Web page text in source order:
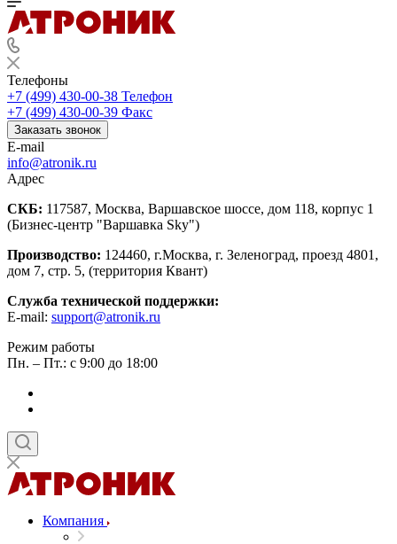
Телефоны
+7 (499) 430-00-38 Телефон
+7 (499) 430-00-39 Факс
Заказать звонок
E-mail
info@atronik.ru
Адрес
СКБ: 117587, Москва, Варшавское шоссе, дом 118, корпус 1
(Бизнес-центр "Варшавка Sky")
Производство: 124460, г.Москва, г. Зеленоград, проезд 4801,
дом 7, стр. 5, (территория Квант)
Служба технической поддержки:
E-mail: support@atronik.ru
Режим работы
Пн. – Пт.: с 9:00 до 18:00
Компания